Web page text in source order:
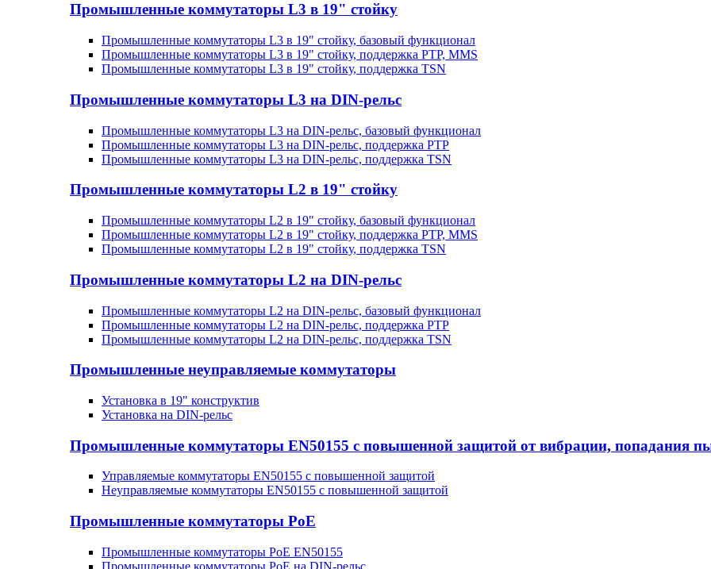
Промышленные коммутаторы L3 в 19" стойку
Промышленные коммутаторы L3 в 19" стойку, базовый функционал
Промышленные коммутаторы L3 в 19" стойку, поддержка PTP, MMS
Промышленные коммутаторы L3 в 19" стойку, поддержка TSN
Промышленные коммутаторы L3 на DIN-рельс
Промышленные коммутаторы L3 на DIN-рельс, базовый функционал
Промышленные коммутаторы L3 на DIN-рельс, поддержка PTP
Промышленные коммутаторы L3 на DIN-рельс, поддержка TSN
Промышленные коммутаторы L2 в 19" стойку
Промышленные коммутаторы L2 в 19" стойку, базовый функционал
Промышленные коммутаторы L2 в 19" стойку, поддержка PTP, MMS
Промышленные коммутаторы L2 в 19" стойку, поддержка TSN
Промышленные коммутаторы L2 на DIN-рельс
Промышленные коммутаторы L2 на DIN-рельс, базовый функционал
Промышленные коммутаторы L2 на DIN-рельс, поддержка PTP
Промышленные коммутаторы L2 на DIN-рельс, поддержка TSN
Промышленные неуправляемые коммутаторы
Установка в 19" конструктив
Установка на DIN-рельс
Промышленные коммутаторы EN50155 с повышенной защитой от вибрации, попадания
Управляемые коммутаторы EN50155 с повышенной защитой
Неуправляемые коммутаторы EN50155 с повышенной защитой
Промышленные коммутаторы PoE
Промышленные коммутаторы PoE EN50155
Промышленные коммутаторы PoE на DIN-рельс